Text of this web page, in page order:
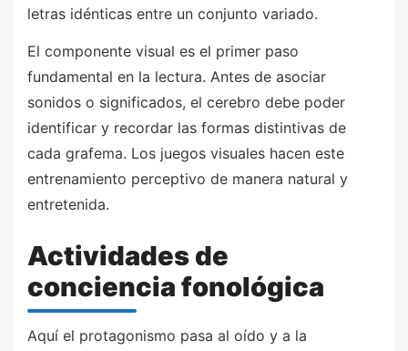
letras idénticas entre un conjunto variado.
El componente visual es el primer paso
fundamental en la lectura. Antes de asociar
sonidos o significados, el cerebro debe poder
identificar y recordar las formas distintivas de
cada grafema. Los juegos visuales hacen este
entrenamiento perceptivo de manera natural y
entretenida.
Actividades de
conciencia fonológica
Aquí el protagonismo pasa al oído y a la